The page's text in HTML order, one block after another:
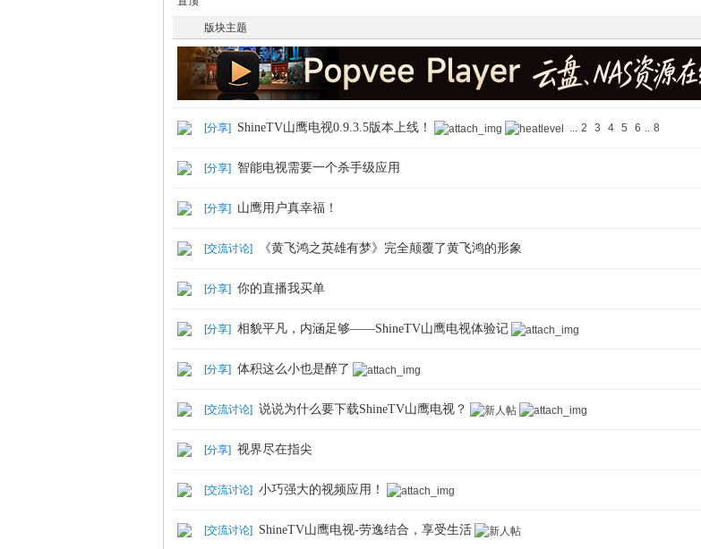
版块主题
[分享] ShineTV山鹰电视0.9.3.5版本上线！ ... 2 3 4 5 6 .. 8
[分享] 智能电视需要一个杀手级应用
[分享] 山鹰用户真幸福！
[交流讨论] 《黄飞鸿之英雄有梦》完全颠覆了黄飞鸿的形象
[分享] 你的直播我买单
[分享] 相貌平凡，内涵足够——ShineTV山鹰电视体验记
[分享] 体积这么小也是醉了
[交流讨论] 说说为什么要下载ShineTV山鹰电视？
[分享] 视界尽在指尖
[交流讨论] 小巧强大的视频应用！
[交流讨论] ShineTV山鹰电视-劳逸结合，享受生活